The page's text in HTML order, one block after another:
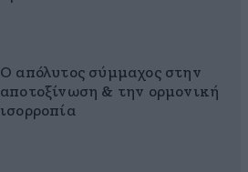
Ο απόλυτος σύμμαχος στην
αποτοξίνωση & την ορμονική
ισορροπία